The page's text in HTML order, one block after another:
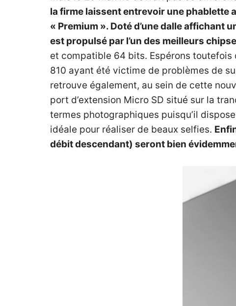
la firme laissent entrevoir une phablette
« Premium ». Doté d’une dalle affichant
est propulsé par l’un des meilleurs
et compatible 64 bits. Espérons toutefois
810 ayant été victime de problèmes de
retrouve également, au sein de cette
port d’extension Micro SD situé sur la
termes photographiques puisqu’il
idéale pour réaliser de beaux selfies.
débit descendant) seront bien